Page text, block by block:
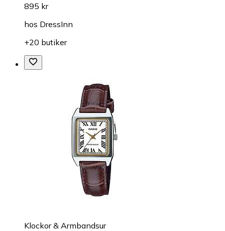
895 kr
hos DressInn
+20 butiker
Klockor & Armbandsur